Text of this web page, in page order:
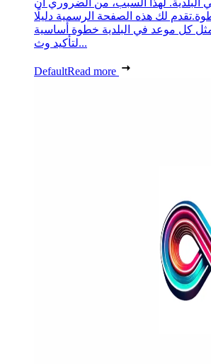
لهذا السبب، من الضروري أن
لك هذه الصفحة الرسمية دليلًا
كل موعد في البلدية خطوة أساسية
لتأكيد وث...
DefaultRead more